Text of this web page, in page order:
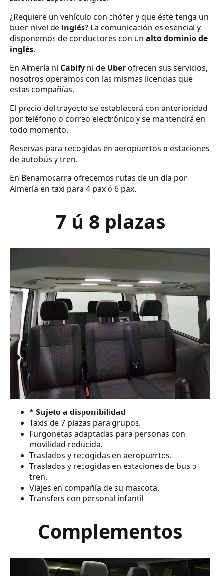
¿Requiere un vehículo con chófer y que éste tenga un
buen nivel de inglés? La comunicación es esencial y
disponemos de conductores con un alto dominio de
inglés.
En Almería ni Cabify ni de Uberofrecen sus servicios,
nosotros operamos con las mismas licencias que
estas compañías.
El precio del trayecto se establecerá con anterioridad
por teléfono o correo electrónico y se mantendrá en
todo momento.
Reservas para recogidas en aeropuertos o estaciones
de autobús y tren.
En Benamocarra ofrecemos rutas de un día por
Almería en taxi para 4 pax ó 6 pax.
7 ú 8 plazas
* Sujeto a disponibilidad
Taxis de 7 plazas para grupos.
Furgonetas adaptadas para personas con
movilidad reducida.
Traslados y recogidas en aeropuertos.
Traslados y recogidas en estaciones de bus o
tren.
Viajes en compañía de su mascota.
Transfers con personal infantil
Complementos